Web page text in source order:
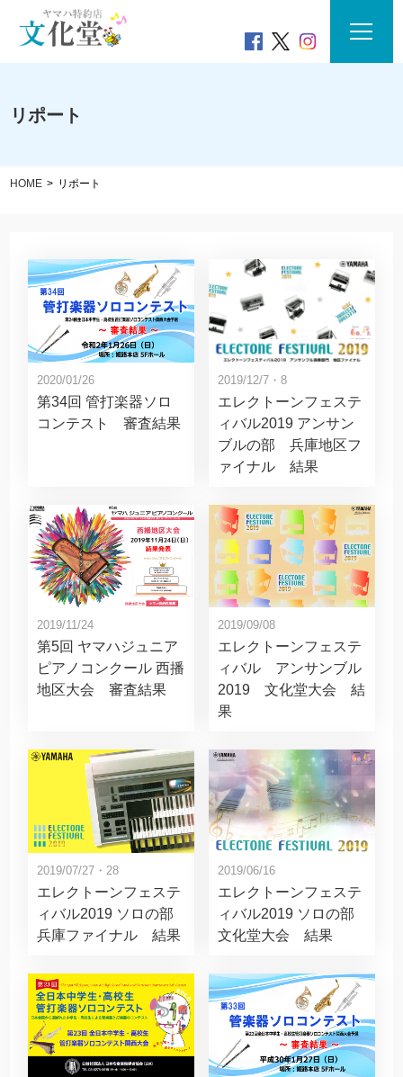
リポート
HOME リポート
2020/01/26
第34回 管打楽器ソロ
コンテスト 審査結果
2019/12/7・8
エレクトーンフェステ
ィバル2019 アンサン
ブルの部 兵庫地区フ
ァイナル 結果
2019/11/24
第5回 ヤマハジュニア
ピアノコンクール 西播
地区大会 審査結果
2019/09/08
エレクトーンフェステ
ィバル アンサンブル
2019 文化堂大会 結
果
2019/07/27・28
エレクトーンフェステ
ィバル2019 ソロの部
兵庫ファイナル 結果
2019/06/16
エレクトーンフェステ
ィバル2019 ソロの部
文化堂大会 結果